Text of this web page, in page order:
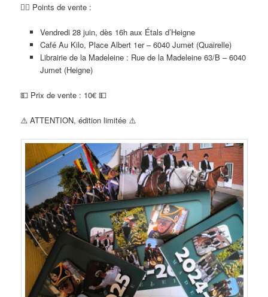
🙋‍♂️ Points de vente :
Vendredi 28 juin, dès 16h aux Étals d’Heigne
Café Au Kilo, Place Albert 1er – 6040 Jumet (Quairelle)
Librairie de la Madeleine : Rue de la Madeleine 63/B – 6040
Jumet (Heigne)
💵 Prix de vente : 10€ 💵
⚠️ ATTENTION, édition limitée ⚠️